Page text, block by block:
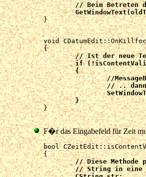
	// Beim Betreten des Dialogfeldes den alten Text merken
}
void
	// Ist der neue Text kein Datum ...
	if (!isContentValid())
	{
		//MessageBox("Sie müssen ein Datum in der Form TT.MM.JJJJ eingeben.",NULL,MB_OK|MB_ICONSTOP);
		// .. dann alten wieder setzen
		SetWindowText(oldText);
	}
}
F�r das Eingabefeld für Zeit
bool
	// Diese Methode pr�ft, ob der eingebebene
	// String in eine g�ltige Zeit ist